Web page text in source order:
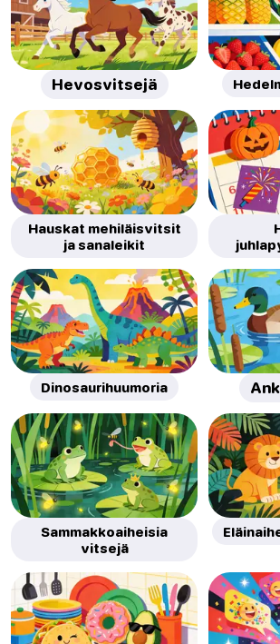
Hevosvitsejä
Hauskat mehiläisvitsit
ja sanaleikit
Dinosaurihuumoria
Sammakkoaiheisia
vitsejä